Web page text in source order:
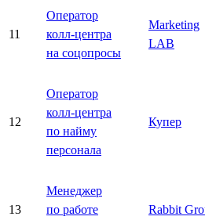
11
Оператор
колл-центра
на соцопросы
Marketing
LAB
12
Оператор
колл-центра
по найму
персонала
Купер
13
Менеджер
по работе
Rabbit